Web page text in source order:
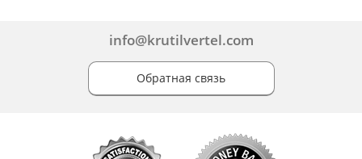
info@krutilvertel.com
Обратная связь